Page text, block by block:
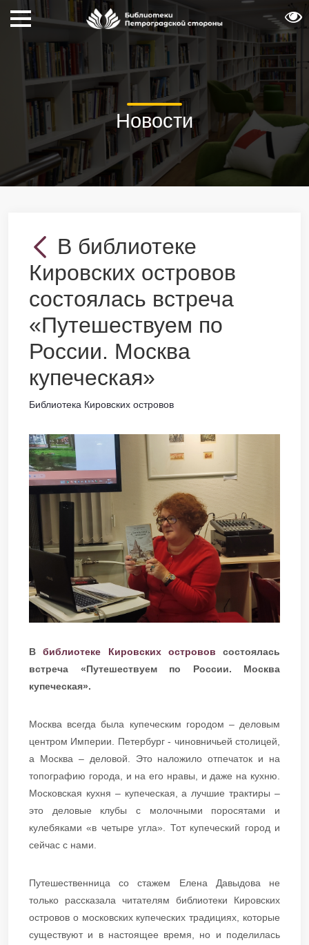
Новости
В библиотеке
Кировских островов
состоялась встреча
«Путешествуем по
России. Москва
купеческая»
Библиотека Кировских островов
Вбиблиотеке Кировских островов состоялась
встреча «Путешествуем по России. Москва
купеческая».
Москва всегда была купеческим городом – деловым
центром Империи. Петербург - чиновничьей столицей,
а Москва – деловой. Это наложило отпечаток и на
топографию города, и на его нравы, и даже на кухню.
Московская кухня – купеческая, а лучшие трактиры –
это деловые клубы с молочными поросятами и
кулебяками «в четыре угла». Тот купеческий город и
сейчас с нами.
Путешественница со стажем Елена Давыдова не
только рассказала читателям библиотеки Кировских
островов о московских купеческих традициях, которые
существуют и в настоящее время, но и поделилась